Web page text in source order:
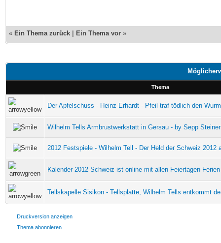
« Ein Thema zurück Ein Thema vor »
Thema
Der Apfelschuss - Heinz Erhardt - Pfeil traf tödlich den
Wilhelm Tells Armbrustwerkstatt in Gersau - by Sepp Steiner
2012 Festspiele - Wilhelm Tell - Der Held der Schweiz 2012
Kalender 2012 Schweiz ist online mit allen Feiertagen
Tellskapelle Sisikon - Tellsplatte, Wilhelm Tells entkommt
Druckversion anzeigen
Thema abonnieren